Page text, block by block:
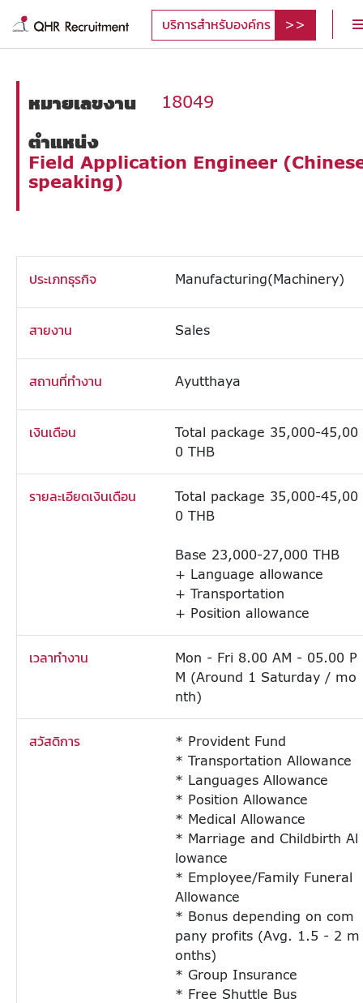
บริการสำหรับองค์กร
หมายเลขงาน 18049
ตำแหน่ง
Field Application Engineer
speaking)
ประเภทธุรกิจ Manufacturing(Machinery)
สายงาน Sales
สถานที่ทำงาน Ayutthaya
เงินเดือน
Total package 35,000-45,00
0 THB
รายละเอียดเงินเดือน
Total package 35,000-45,00
0 THB
Base 23,000-27,000 THB
+ Language allowance
+ Transportation
+ Position allowance
เวลาทำงาน
Mon - Fri 8.00 AM - 05.00 P
M (Around 1 Saturday / mo
nth)
สวัสดิการ
* Provident Fund
* Transportation Allowance
* Languages Allowance
* Position Allowance
* Medical Allowance
* Marriage and Childbirth Al
lowance
* Employee/Family Funeral
Allowance
* Bonus depending on com
pany profits (Avg. 1.5 - 2 m
onths)
* Group Insurance
* Free Shuttle Bus